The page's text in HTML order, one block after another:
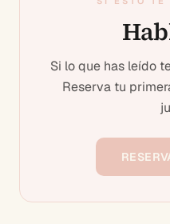
Si lo que has leído
Reserva tu